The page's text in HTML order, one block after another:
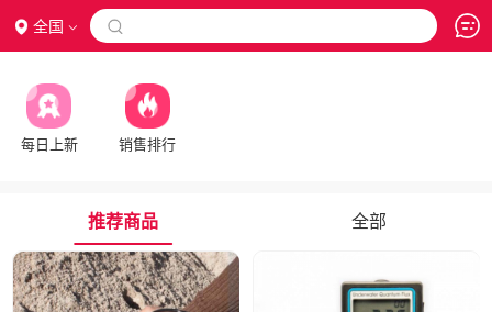
全国 
每日上新 销售排行
推荐商品 全部